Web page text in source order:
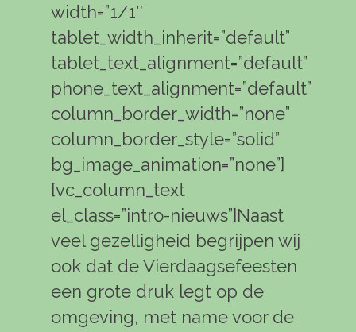
width=”1/1″
tablet_width_inherit=”default”
tablet_text_alignment=”default”
phone_text_alignment=”default”
column_border_width=”none”
column_border_style=”solid”
bg_image_animation=”none”]
[vc_column_text
el_class=”intro-nieuws”]Naast
veel gezelligheid begrijpen wij
ook dat de Vierdaagsefeesten
een grote druk legt op de
omgeving, met name voor de